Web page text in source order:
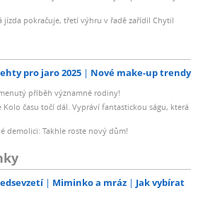
jízda pokračuje, třetí výhru v řadě zařídil Chytil
pro jaro 2025 Nové make-up trendy
příběh významné rodiny!
Kolo času točí dál. Vypráví fantastickou ságu, která
demolici: Takhle roste nový dům!
Miminko a mráz
Jak vybírat